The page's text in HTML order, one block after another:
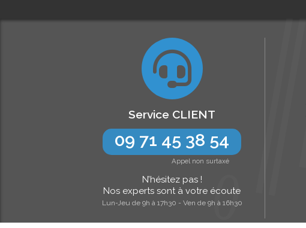
Service CLIENT
09 71 45 38 54
Appel non surtaxé
N’hésitez pas !
Nos experts sont à votre écoute
Lun-Jeu de 9h à 17h30 - Ven de 9h à 16h30